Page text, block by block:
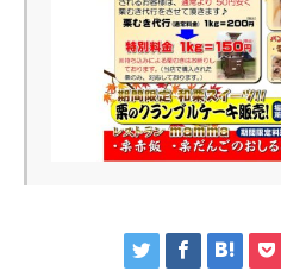
   